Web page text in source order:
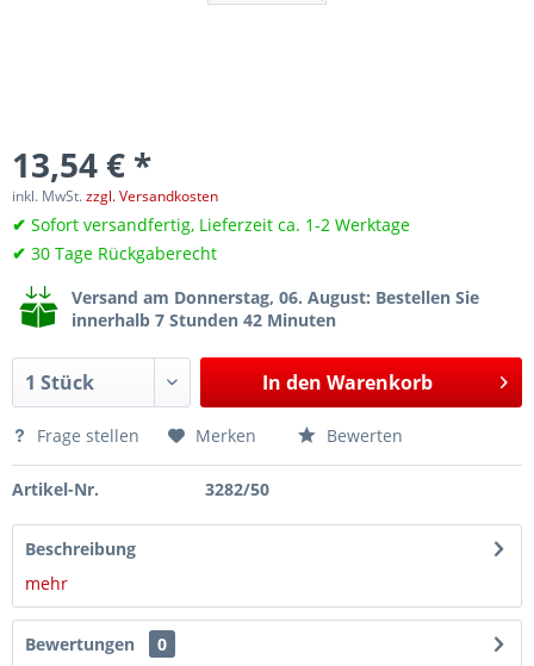
13,54 € *
inkl. MwSt.zzgl. Versandkosten
✔ Sofort versandfertig, Lieferzeit ca. 1-2 Werktage
✔ 30 Tage Rückgaberecht
Versand am Donnerstag, 06. August: Bestellen Sie
innerhalb 7 Stunden 42 Minuten
In den Warenkorb
Frage stellen Merken Bewerten
Artikel-Nr. 3282/50
Beschreibung
mehr
Bewertungen
0